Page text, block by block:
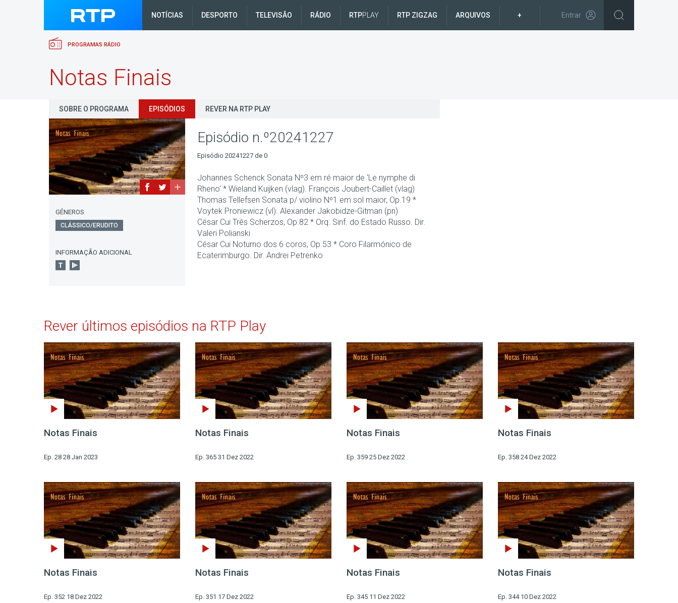
NOTÍCIAS DESPORTO TELEVISÃO RÁDIO RTPPLAY RTP ZIGZAG ARQUIVOS + Entrar
PROGRAMAS RÁDIO
Notas Finais
SOBRE O PROGRAMA EPISÓDIOS REVER NA RTP PLAY
GÉNEROS
CLÁSSICO/ERUDITO
INFORMAÇÃO ADICIONAL
Episódio n.º20241227
Episódio 20241227 de 0
Johannes Schenck Sonata Nº3 em ré maior de 'Le nymphe di
Rheno' * Wieland Kuijken (vlag). François Joubert-Caillet (vlag)
Thomas Tellefsen Sonata p/ violino Nº1 em sol maior, Op.19 *
Voytek Proniewicz (vl). Alexander Jakobidze-Gitman (pn)
César Cui Três Scherzos, Op.82 * Orq. Sinf. do Estado Russo. Dir.
Valeri Polianski
César Cui Noturno dos 6 coros, Op.53 * Coro Filarmónico de
Ecaterimburgo. Dir. Andrei Petrenko
Rever últimos episódios na RTP Play
Notas Finais
Ep. 28 28 Jan 2023
Notas Finais
Ep. 365 31 Dez 2022
Notas Finais
Ep. 359 25 Dez 2022
Notas Finais
Ep. 358 24 Dez 2022
Notas Finais
Ep. 352 18 Dez 2022
Notas Finais
Ep. 351 17 Dez 2022
Notas Finais
Ep. 345 11 Dez 2022
Notas Finais
Ep. 344 10 Dez 2022